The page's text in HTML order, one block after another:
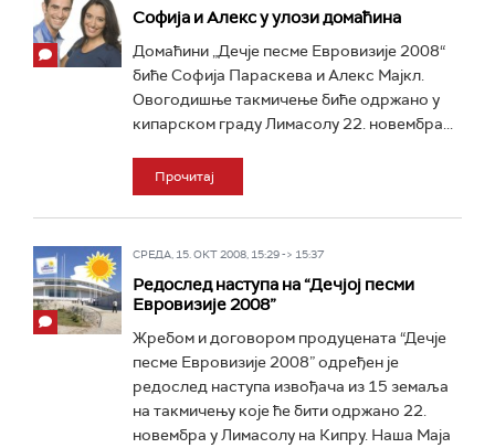
Софија и Алекс у улози домаћина
Домаћини „Дечје песме Евровизије 2008“
биће Софија Параскева и Алекс Мајкл.
Овогодишње такмичење биће одржано у
кипарском граду Лимасолу 22. новембра...
Прочитај
СРЕДА, 15. ОКТ 2008, 15:29 -> 15:37
Редослед наступа на “Дечјој песми
Евровизије 2008”
Жребом и договором продуцената “Дечје
песме Евровизије 2008” одређен је
редослед наступа извођача из 15 земаља
на такмичењу које ће бити одржано 22.
новембра у Лимасолу на Кипру. Наша Маја